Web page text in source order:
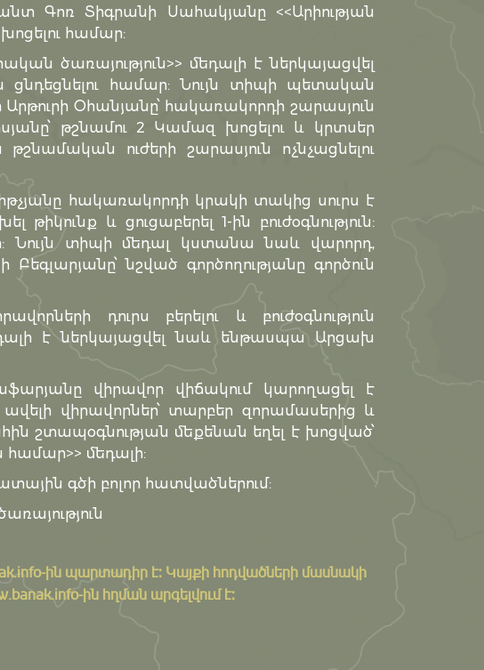
Գոռ Տիգրանի Սահակյանը <<Արիության
համար:
ծառայություն>> մեդալի է ներկայացվել
ցնդեցնելու համար: Նույն տիպի պետական
Օհանյանը՝ հակառակորդի շարասյուն
թշնամու 2 Կամազ խոցելու և կրտսեր
ուժերի շարասյուն ոչնչացնելու
հակառակորդի կրակի տակից սուրս է
և ցուցաբերել 1-ին բուժօգնություն:
Նույն տիպի մեդալ կստանա նաև վարորդ,
նշված գործողությանը գործուն
դուրս բերելու և բուժօգնություն
է ներկայացվել նաև ենթասպա Արցախ
վիրավոր վիճակում կարողացել է
վիրավորներ՝ տարբեր զորամասերից և
շտապօգնության մեքենան եղել է խոցված՝
համար>> մեդալի:
գծի բոլոր հատվածներում:
-ին պարտադիր է: Կայքի հոդվածների մասնակի
ին հղման արգելվում է: